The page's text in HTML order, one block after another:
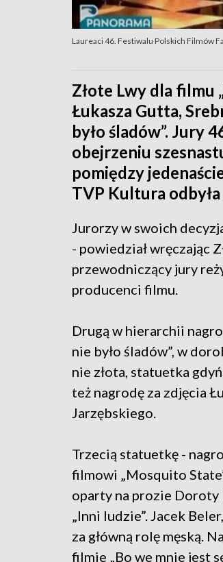
Laureaci 46. Festiwalu Polskich Filmów
Złote Lwy dla filmu
Łukasza Gutta,
było śladów”. Jury
obejrzeniu
pomiędzy
TVP Kultura
Jurorzy w swoich
- powiedział wręczając
przewodniczący jury
producenci filmu.
Drugą w hierarchii
nie było śladów”, w
nie złota, statuetka
też nagrodę za zdjęcia
Jarzębskiego.
Trzecią statuetkę -
filmowi „Mosquito
oparty na prozie Doroty
„Inni ludzie”. Jacek
za główną rolę męską.
filmie „Bo we mnie jest